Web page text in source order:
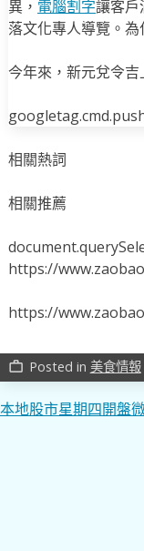
異， 電腦割字讓客戶
落文化專人導覽。為
今年來，新元兌令
相關熱詞
相關推薦
https://
https://
work_outline Posted in 美食情報
文
本地股市星期四開盤